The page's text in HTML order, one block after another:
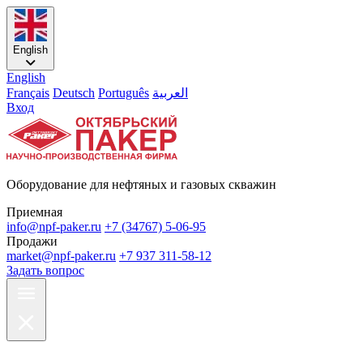
English
English
Français Deutsch Português العربية
Вход
Оборудование для нефтяных и газовых скважин
Приемная
info@npf-paker.ru +7 (34767) 5-06-95
Продажи
market@npf-paker.ru +7 937 311-58-12
Задать вопрос